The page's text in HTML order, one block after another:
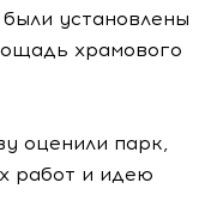
установлены
храмового
оценили парк,
работ и идею